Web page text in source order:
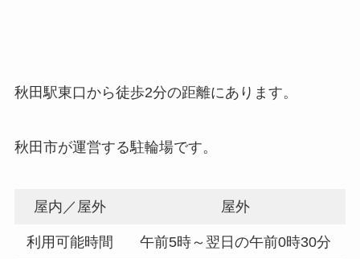
秋田駅東口から徒歩2分の距離にあります。
秋田市が運営する駐輪場です。
屋内／屋外 屋外
利用可能時間 午前5時～翌日の午前0時30分